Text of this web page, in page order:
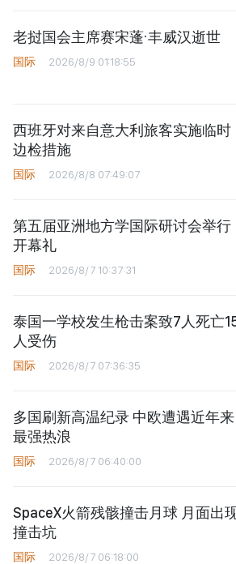
老挝国会主席赛宋蓬·丰威汉逝世
国际 2026/8/9 01:18:55
西班牙对来自意大利旅客实施临时
边检措施
国际 2026/8/8 07:49:07
第五届亚洲地方学国际研讨会举行
开幕礼
国际 2026/8/7 10:37:31
泰国一学校发生枪击案致7人死亡
人受伤
国际 2026/8/7 07:36:35
多国刷新高温纪录 中欧遭遇近年来
最强热浪
国际 2026/8/7 06:40:00
SpaceX火箭残骸撞击月球 月面出
撞击坑
国际 2026/8/7 06:18:00